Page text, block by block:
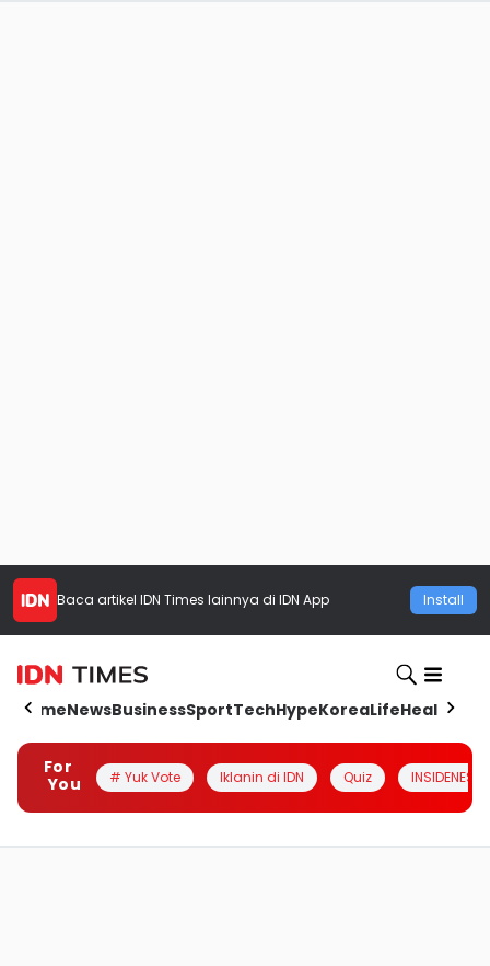
Baca artikel IDN Times lainnya di IDN App Install
HomeNewsBusinessSportTechHypeKoreaLifeHealth
For
You
# Yuk Vote Iklanin di IDN Quiz INSIDENESIA